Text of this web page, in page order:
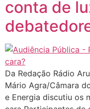
conta de
Da Redação Rádio
Mário Agra/Câmara
e Energia discutiu os